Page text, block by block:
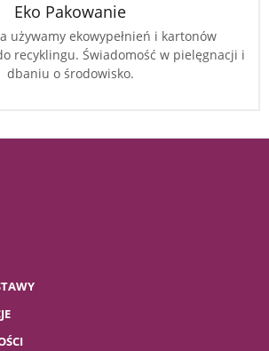
Eko Pakowanie
używamy ekowypełnień i kartonów
recyklingu. Świadomość w pielęgnacji i
dbaniu o środowisko.